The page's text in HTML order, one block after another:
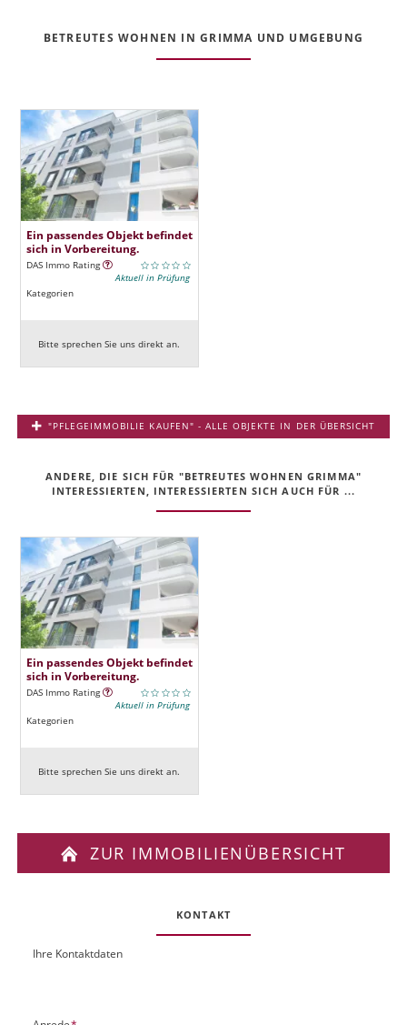
BETREUTES WOHNEN IN GRIMMA UND UMGEBUNG
Ein passendes Objekt befindet
sich in Vorbereitung.
DAS Immo Rating
Aktuell in Prüfung
Kategorien
Bitte sprechen Sie uns direkt an.
"PFLEGEIMMOBILIE KAUFEN" - ALLE OBJEKTE IN DER ÜBERSICHT
ANDERE, DIE SICH FÜR "BETREUTES WOHNEN GRIMMA"
INTERESSIERTEN, INTERESSIERTEN SICH AUCH FÜR ...
Ein passendes Objekt befindet
sich in Vorbereitung.
DAS Immo Rating
Aktuell in Prüfung
Kategorien
Bitte sprechen Sie uns direkt an.
ZUR IMMOBILIENÜBERSICHT
KONTAKT
OUIhre Kontaktdaten